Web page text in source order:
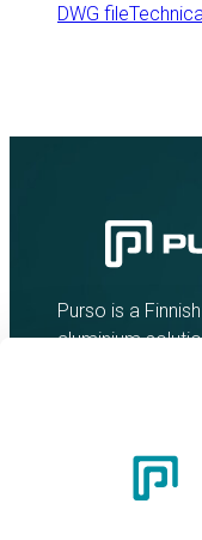
DWG file
Purso is a
aluminium